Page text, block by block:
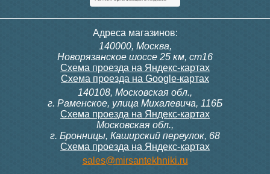
Конвектор ITT.080.200.1000
с решеткой GRILL.SGW-20-
Конвектор ITT.080.200.900 с
решеткой GRILL.SGA-20-
3 950
11, 230В (механ.)
6 000
Адреса магазинов:
140000, Москва,
Новорязанское шоссе 25 км, ст16
Схема проезда на Яндекс-картах
Схема проезда на Google-картах
140108, Московская обл.,
г. Раменское, улица Михалевича, 116Б
Схема проезда на Яндекс-картах
Московская обл.,
г. Бронницы, Каширский переулок, 68
Схема проезда на Яндекс-картах
sales@mirsantekhniki.ru